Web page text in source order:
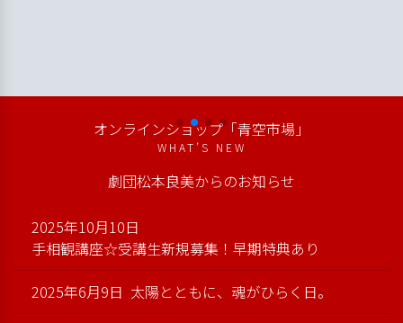
平成版「劇団松本良美」
WHAT’S NEW
劇団松本良美からのお知らせ
2025年10月10日
手相観講座☆受講生新規募集！早期特典あり
2025年6月9日 太陽とともに、魂がひらく日。